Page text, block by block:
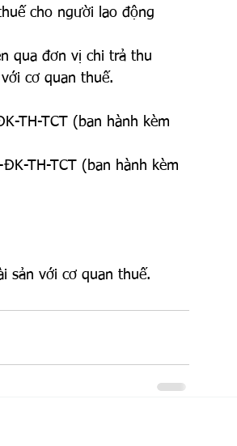
cho người lao động
qua đơn vị chi trả thu
cơ quan thuế.
TH-TCT (ban hành kèm
TH-TCT (ban hành kèm
sản với cơ quan thuế.